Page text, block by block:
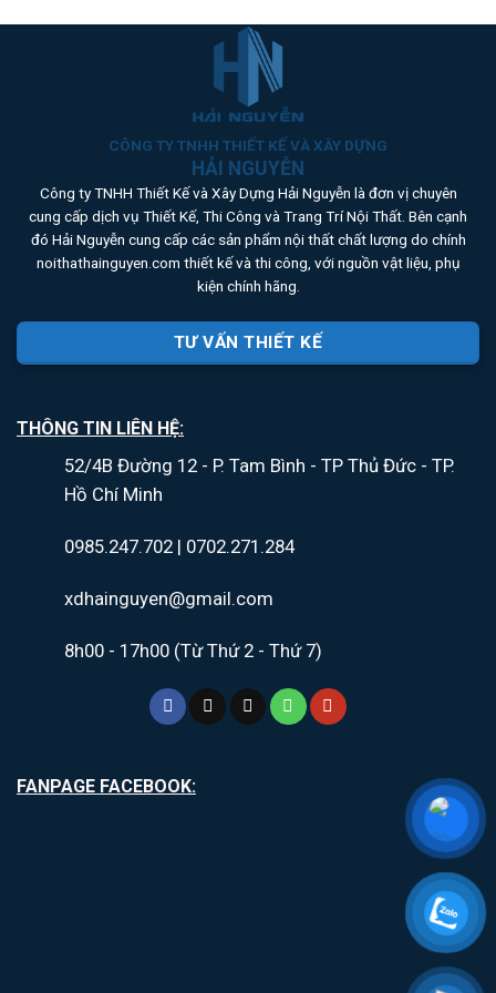
product
multiple
on
the
product
page
multiple
variants.
The
may
be
chosen
on
the
product
page
CÔNG TY TNHH THIẾT KẾ VÀ XÂY DỰNG
HẢI NGUYỄN
Công ty TNHH Thiết Kế và Xây Dựng Hải Nguyễn là đơn vị chuyên
cung cấp dịch vụ Thiết Kế, Thi Công và Trang Trí Nội Thất. Bên cạnh
đó Hải Nguyễn cung cấp các sản phẩm nội thất chất lượng do chính
noithathainguyen.com thiết kế và thi công, với nguồn vật liệu, phụ
kiện chính hãng.
TƯ VẤN THIẾT KẾ
THÔNG TIN LIÊN HỆ:
52/4B Đường 12 - P. Tam Bình - TP Thủ Đức - TP.
Hồ Chí Minh
0985.247.702 | 0702.271.284
xdhainguyen@gmail.com
8h00 - 17h00 (Từ Thứ 2 - Thứ 7)
FANPAGE FACEBOOK: